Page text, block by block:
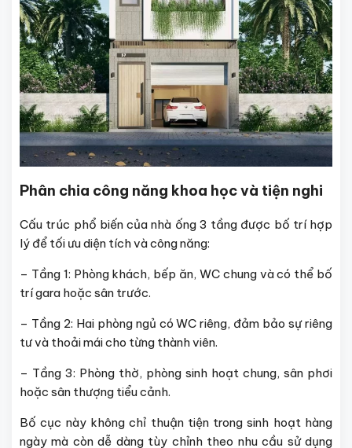
Phân chia công năng khoa học và tiện nghi
Cấu trúc phổ biến của nhà ống 3 tầng được bố trí hợp
lý để tối ưu diện tích và công năng:
– Tầng 1: Phòng khách, bếp ăn, WC chung và có thể bố
trí gara hoặc sân trước.
– Tầng 2: Hai phòng ngủ có WC riêng, đảm bảo sự riêng
tư và thoải mái cho từng thành viên.
– Tầng 3: Phòng thờ, phòng sinh hoạt chung, sân phơi
hoặc sân thượng tiểu cảnh.
Bố cục này không chỉ thuận tiện trong sinh hoạt hàng
ngày mà còn dễ dàng tùy chỉnh theo nhu cầu sử dụng